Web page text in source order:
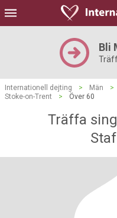
Bli
Internationell dejting > Män >
Stoke-on-Trent
> Över 60
Träffa